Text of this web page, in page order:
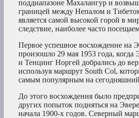
поддиапазоне Махалангур и
границей между Непалом и
является самой высокой горой в
следствие, наиболее часто
Первое успешное восхождение на
произошло 29 мая 1953 года,
и Тенцинг Норгей добрались до
используя маршрут South Col,
самым популярным на
До этого восхождения было
других попыток подняться на
начала 1900-х годов. Северный